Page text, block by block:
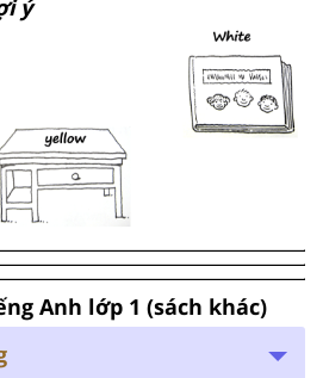
ý
Anh lớp 1 (sách khác)